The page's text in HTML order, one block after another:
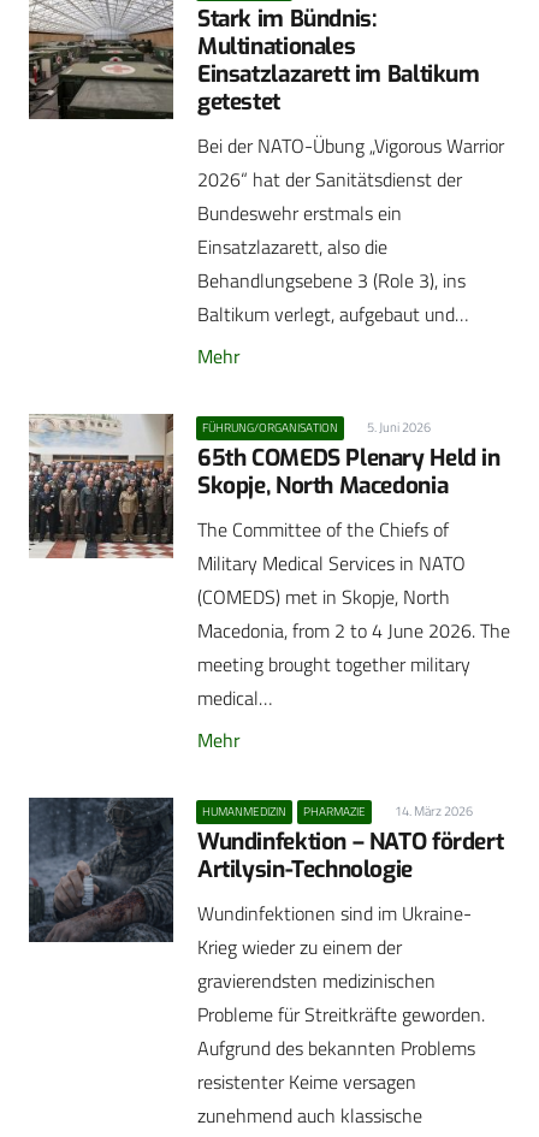
Stark im Bündnis:
Multinationales
Einsatzlazarett im Baltikum
getestet
Bei der NATO-Übung „Vigorous Warrior
2026“ hat der Sanitätsdienst der
Bundeswehr erstmals ein
Einsatzlazarett, also die
Behandlungsebene 3 (Role 3), ins
Baltikum verlegt, aufgebaut und…
Mehr
FÜHRUNG/ORGANISATION 5. Juni 2026
65th COMEDS Plenary Held in
Skopje, North Macedonia
The Committee of the Chiefs of
Military Medical Services in NATO
(COMEDS) met in Skopje, North
Macedonia, from 2 to 4 June 2026. The
meeting brought together military
medical…
Mehr
HUMANMEDIZIN PHARMAZIE 14. März 2026
Wundinfektion – NATO fördert
Artilysin-Technologie
Wundinfektionen sind im Ukraine-
Krieg wieder zu einem der
gravierendsten medizinischen
Probleme für Streitkräfte geworden.
Aufgrund des bekannten Problems
resistenter Keime versagen
zunehmend auch klassische